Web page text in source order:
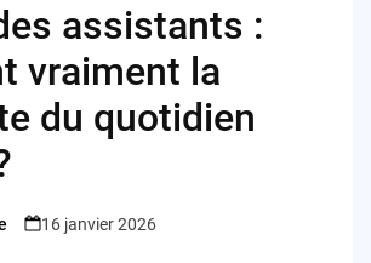
assistants :
vraiment la
du quotidien
16 janvier 2026